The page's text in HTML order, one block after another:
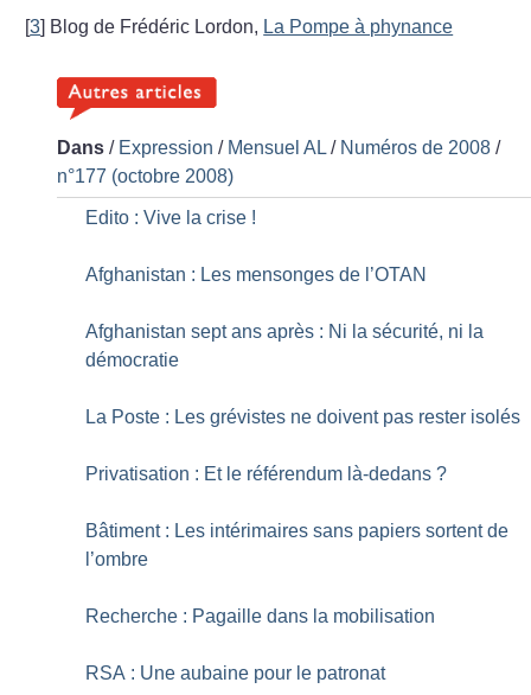
[3] Blog de Frédéric Lordon, La Pompe à phynance
Dans / Expression / Mensuel AL / Numéros de 2008 /
n°177 (octobre 2008)
Edito : Vive la crise !
Afghanistan : Les mensonges de l’OTAN
Afghanistan sept ans après : Ni la sécurité, ni la
démocratie
La Poste : Les grévistes ne doivent pas rester isolés
Privatisation : Et le référendum là-dedans ?
Bâtiment : Les intérimaires sans papiers sortent de
l’ombre
Recherche : Pagaille dans la mobilisation
RSA : Une aubaine pour le patronat